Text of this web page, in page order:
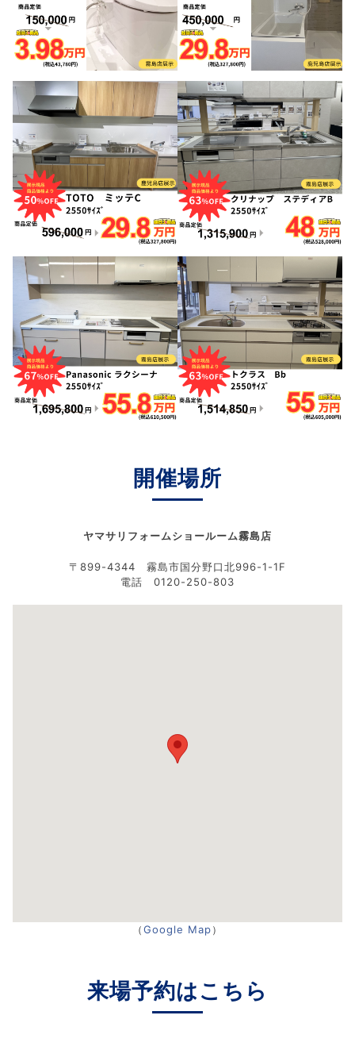
開催場所
ヤマサリフォームショールーム霧島店
〒899-4344 霧島市国分野口北996-1-1F
電話 0120-250-803
（Google Map）
来場予約はこちら